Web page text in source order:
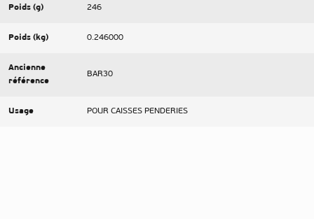
Poids (g) 246
Poids (kg) 0.246000
Ancienne
référence
BAR30
Usage POUR CAISSES PENDERIES